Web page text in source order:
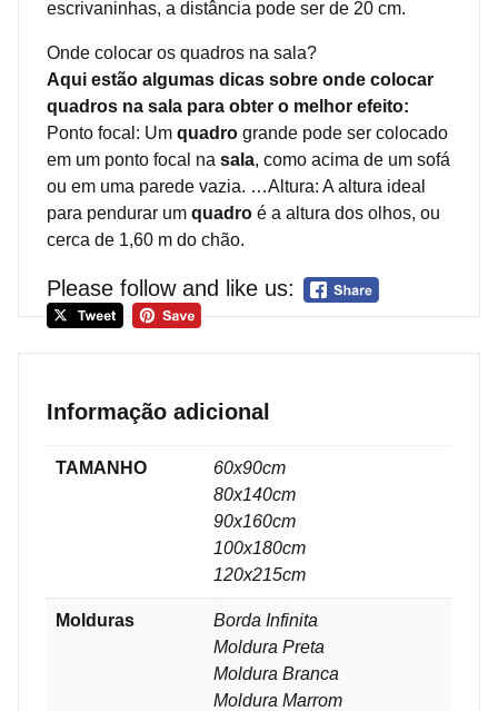
escrivaninhas, a distância pode ser de 20 cm.
Onde colocar os quadros na sala?
Aqui estão algumas dicas sobre onde colocar
quadros na sala para obter o melhor efeito:
Ponto focal: Um quadro grande pode ser colocado
em um ponto focal na sala, como acima de um sofá
ou em uma parede vazia. …Altura: A altura ideal
para pendurar um quadro é a altura dos olhos, ou
cerca de 1,60 m do chão.
Please follow and like us:
Informação adicional
TAMANHO
60x90cm
80x140cm
90x160cm
100x180cm
120x215cm
Molduras
Borda Infinita
Moldura Preta
Moldura Branca
Moldura Marrom